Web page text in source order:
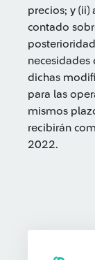
precios; y (ii)
contado
dichas
para las
mismos
recibirán
2022.